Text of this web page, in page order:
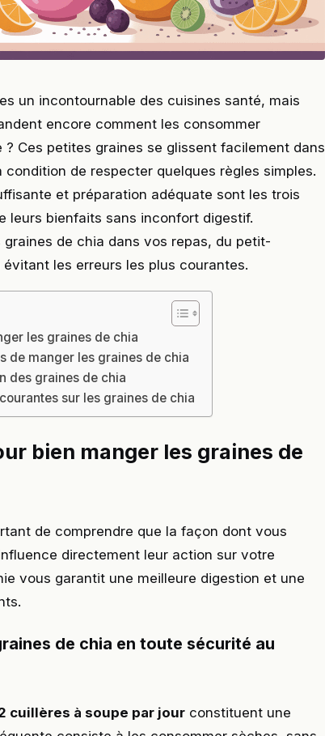
un incontournable des cuisines santé, mais
encore comment les consommer
Ces petites graines se glissent facilement dans
de respecter quelques règles simples.
et préparation adéquate sont les trois
leurs bienfaits sans inconfort digestif.
de chia dans vos repas, du petit-
les erreurs les plus courantes.
les graines de chia
de manger les graines de chia
des graines de chia
sur les graines de chia
bien manger les graines de
de comprendre que la façon dont vous
directement leur action sur votre
vous garantit une meilleure digestion et une
de chia en toute sécurité au
cuillères à soupe par jour constituent une